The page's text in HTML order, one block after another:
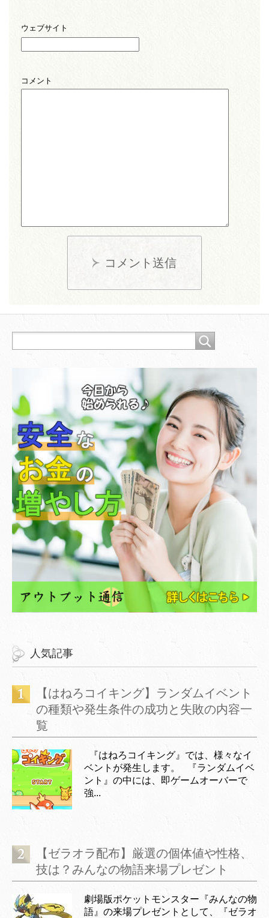
ウェブサイト
コメント
コメント送信
人気記事
【はねろコイキング】ランダムイベント
の種類や発生条件の成功と失敗の内容一
覧
『はねろコイキング』では、様々なイ
ベントが発生します。 『ランダムイベ
ント』の中には、即ゲームオーバーで
強...
【ゼラオラ配布】厳選の個体値や性格、
技は？みんなの物語来場プレゼント
劇場版ポケットモンスター『みんなの物
語』の来場プレゼントとして、『ゼラオ